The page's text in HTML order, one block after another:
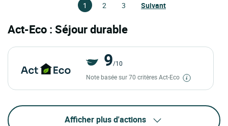
1 2 3 Suivant
Act-Eco : Séjour durable
9/10
Note basée sur 70 critères Act-Eco
Afficher plus d'actions